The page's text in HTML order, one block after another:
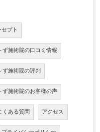
プト
施術院の口コミ情報
ず施術院の評判
施術院のお客様の声
くある質問 アクセス